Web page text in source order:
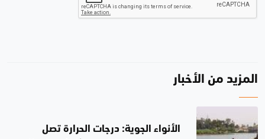
المزيد من الأخبار
الأنواء الجوية: درجات الحرارة تصل